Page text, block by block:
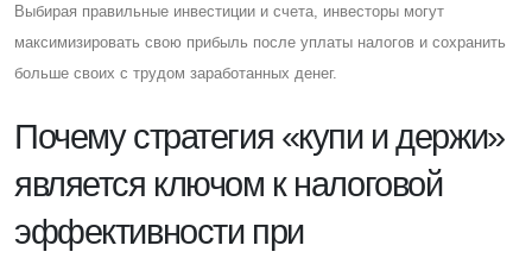
Выбирая правильные инвестиции и счета, инвесторы могут
максимизировать свою прибыль после уплаты налогов и сохранить
больше своих с трудом заработанных денег.
Почему стратегия «купи и держи»
является ключом к налоговой
эффективности при